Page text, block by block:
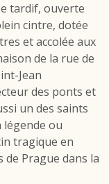
tardif, ouverte
cintre, dotée
et accolée aux
de la rue de
Jean
des ponts et
un des saints
légende ou
tragique en
Prague dans la